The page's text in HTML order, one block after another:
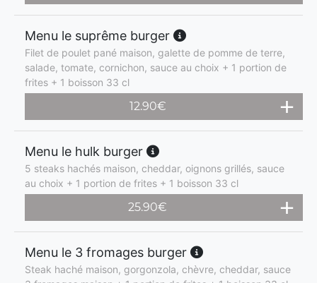
Menu le suprême burger
Filet de poulet pané maison, galette de pomme de terre,
salade, tomate, cornichon, sauce au choix + 1 portion de
frites + 1 boisson 33 cl
12.90€
Menu le hulk burger
5 steaks hachés maison, cheddar, oignons grillés, sauce
au choix + 1 portion de frites + 1 boisson 33 cl
25.90€
Menu le 3 fromages burger
Steak haché maison, gorgonzola, chèvre, cheddar, sauce